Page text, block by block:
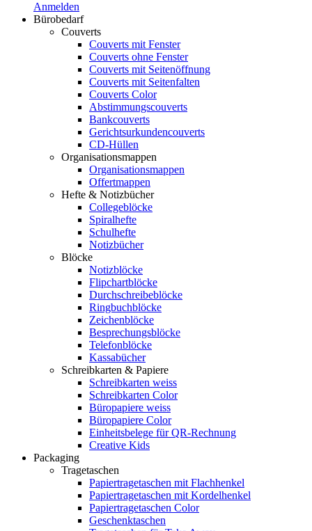
Anmelden
Bürobedarf
Couverts
Couverts mit Fenster
Couverts ohne Fenster
Couverts mit Seitenöffnung
Couverts mit Seitenfalten
Couverts Color
Abstimmungscouverts
Bankcouverts
Gerichtsurkundencouverts
CD-Hüllen
Organisationsmappen
Organisationsmappen
Offertmappen
Hefte & Notizbücher
Collegeblöcke
Spiralhefte
Schulhefte
Notizbücher
Blöcke
Notizblöcke
Flipchartblöcke
Durchschreibeblöcke
Ringbuchblöcke
Zeichenblöcke
Besprechungsblöcke
Telefonblöcke
Kassabücher
Schreibkarten & Papiere
Schreibkarten weiss
Schreibkarten Color
Büropapiere weiss
Büropapiere Color
Einheitsbelege für QR-Rechnung
Creative Kids
Packaging
Tragetaschen
Papiertragetaschen mit Flachhenkel
Papiertragetaschen mit Kordelhenkel
Papiertragetaschen Color
Geschenktaschen